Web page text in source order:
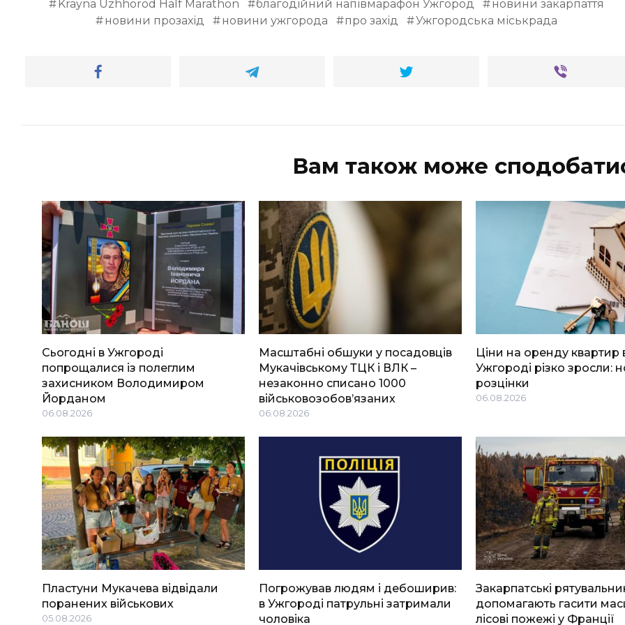
Krayna Uzhhorod Half Marathon благодійний напівмарафон Ужгород
новини закарпаття
новини прозахід
новини ужгорода про захід Ужгородська міськрада
Вам також може
Сьогодні в Ужгороді
попрощалися із полеглим
захисником Володимиром
Йорданом
06.08.2026
Масштабні обшуки у посадовців
Мукачівському ТЦК і ВЛК –
незаконно списано 1000
військовозобов’язаних
06.08.2026
Ціни на оренду квартир
Ужгороді різко зросли:
розцінки
06.08.2026
Пластуни Мукачева відвідали
поранених військових
05.08.2026
Погрожував людям і дебоширив:
в Ужгороді патрульні затримали
чоловіка
Закарпатські
допомагають гасити
лісові пожежі у Франції